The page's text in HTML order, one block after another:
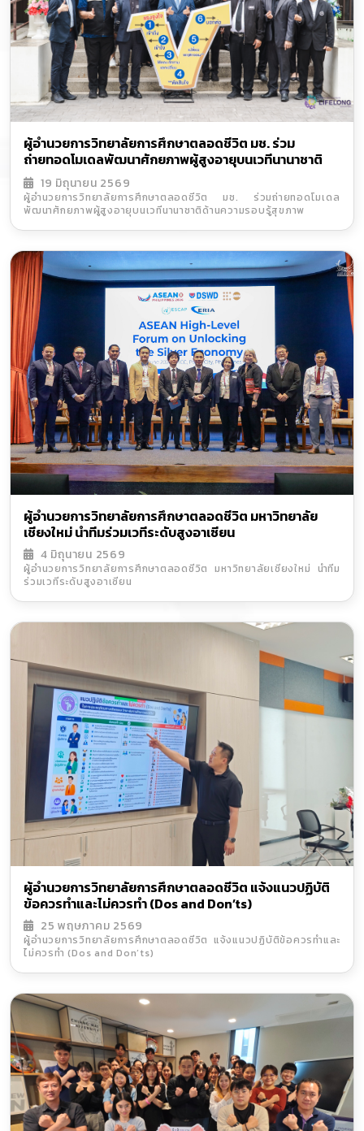
ผู้อำนวยการวิทยาลัยการศึกษาตลอดชีวิต มช. ร่วม
ถ่ายทอดโมเดลพัฒนาศักยภาพผู้สูงอายุบนเวทีนานาชาติ
ด้านความรอบรู้สุขภาพ
19 มิถุนายน 2569
ผู้อำนวยการวิทยาลัยการศึกษาตลอดชีวิต มช. ร่วมถ่ายทอดโมเดล
พัฒนาศักยภาพผู้สูงอายุบนเวทีนานาชาติด้านความรอบรู้สุขภาพ
ผู้อำนวยการวิทยาลัยการศึกษาตลอดชีวิต มหาวิทยาลัย
เชียงใหม่ นำทีมร่วมเวทีระดับสูงอาเซียน
4 มิถุนายน 2569
ผู้อำนวยการวิทยาลัยการศึกษาตลอดชีวิต มหาวิทยาลัยเชียงใหม่ นำทีม
ร่วมเวทีระดับสูงอาเซียน
ผู้อำนวยการวิทยาลัยการศึกษาตลอดชีวิต แจ้งแนวปฏิบัติ
ข้อควรทำและไม่ควรทำ (Dos and Don’ts)
25 พฤษภาคม 2569
ผู้อำนวยการวิทยาลัยการศึกษาตลอดชีวิต แจ้งแนวปฏิบัติข้อควรทำและ
ไม่ควรทำ (Dos and Don’ts)